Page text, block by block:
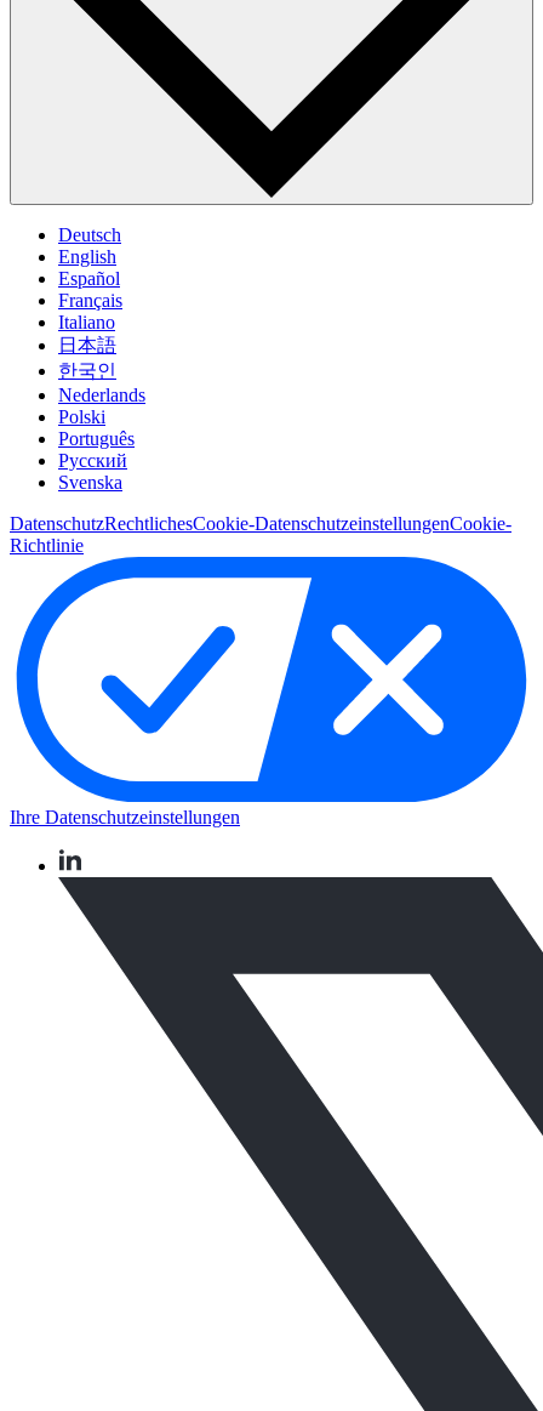
Deutsch
English
Español
Français
Italiano
日本語
한국인
Nederlands
Polski
Português
Pусский
Svenska
DatenschutzRechtlichesCookie-DatenschutzeinstellungenCookie-
Richtlinie
Ihre Datenschutzeinstellungen